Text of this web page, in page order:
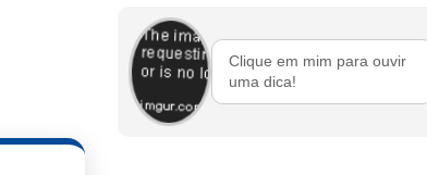
Clique em mim para ouvir
uma dica!